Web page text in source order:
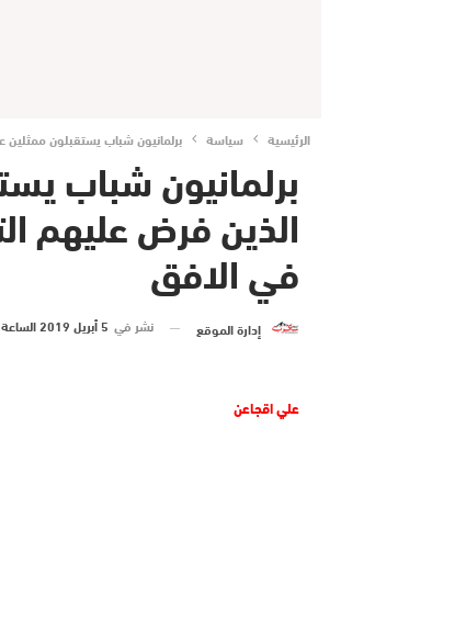
الرئيسية سياسة برلمانيون شباب يستقبلون
برلمانيون شباب
الذين فرض عليهم
في الافق
إدارة الموقع نشر في 5 أبريل 2019 الساعة 11 و 39 دقيقة
علي اقجاعن